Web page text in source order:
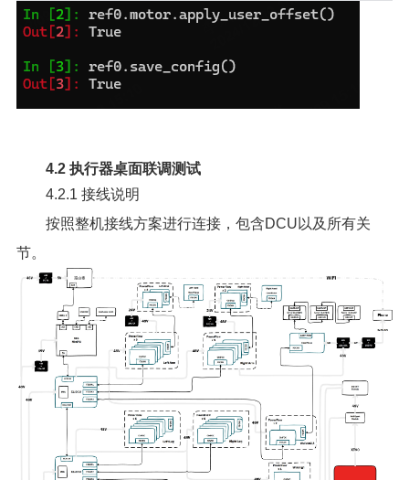
4.2 执行器桌面联调测试
4.2.1 接线说明
按照整机接线方案进行连接，包含DCU以及所有关
节。